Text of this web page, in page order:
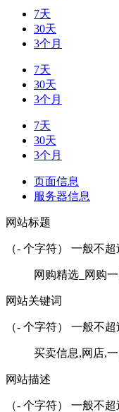
7天
30天
3个月
7天
30天
3个月
7天
30天
3个月
页面信息
服务器信息
网站标题
（- 个字符） 一般不超
网购精选_网购
网站关键词
（- 个字符） 一般不超
买卖信息,网店,
网站描述
（- 个字符） 一般不超